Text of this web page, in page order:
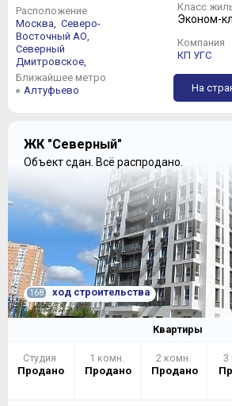
Расположение
Москва, Северо-
Восточный АО,
Северный
Дмитровское,
Ближайшее метро
Алтуфьево
Класс
Эконом-
Компания
КП УГС
На
ЖК "Северный"
Объект сдан. Всё распродано.
168 ход строительства
Квартиры
Студия
Продано
1 комн.
Продано
2 комн.
Продано
3